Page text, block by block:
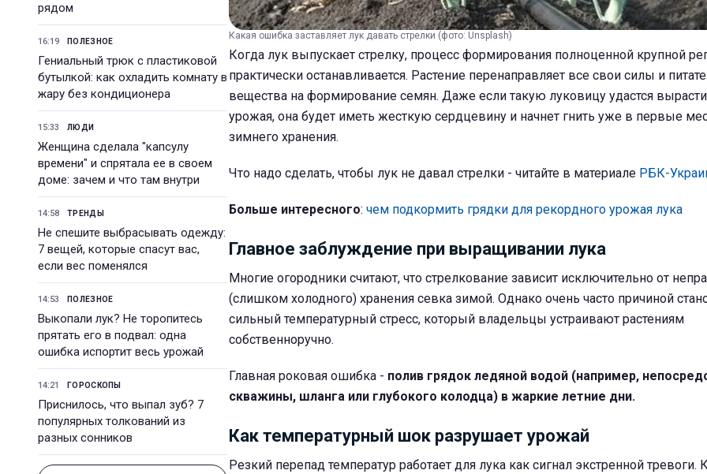
рядом
16:19 ПОЛЕЗНОЕ
Гениальный трюк с пластиковой
бутылкой: как охладить комнату в
жару без кондиционера
15:33 ЛЮДИ
Женщина сделала "капсулу
времени" и спрятала ее в своем
доме: зачем и что там внутри
14:58 ТРЕНДЫ
Не спешите выбрасывать одежду:
7 вещей, которые спасут вас,
если вес поменялся
14:53 ПОЛЕЗНОЕ
Выкопали лук? Не торопитесь
прятать его в подвал: одна
ошибка испортит весь урожай
14:21 ГОРОСКОПЫ
Приснилось, что выпал зуб? 7
популярных толкований из
разных сонников
Какая ошибка заставляет лук давать стрелки (фото: Unsplash)
Когда лук выпускает стрелку, процесс формирования полноценной крупной
практически останавливается. Растение перенаправляет все свои силы и
вещества на формирование семян. Даже если такую луковицу удастся
урожая, она будет иметь жесткую сердцевину и начнет гнить уже в первые
зимнего хранения.
Что надо сделать, чтобы лук не давал стрелки - читайте в материале РБК-
Больше интересного: чем подкормить грядки для рекордного урожая лука
Главное заблуждение при выращивании лука
Многие огородники считают, что стрелкование зависит исключительно от
(слишком холодного) хранения севка зимой. Однако очень часто причиной
сильный температурный стресс, который владельцы устраивают растениям
собственноручно.
Главная роковая ошибка - полив грядок ледяной водой (например,
скважины, шланга или глубокого колодца) в жаркие летние дни.
Как температурный шок разрушает урожай
Резкий перепад температур работает для лука как сигнал экстренной тревоги.